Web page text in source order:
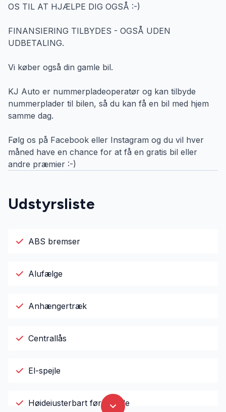
OS TIL AT HJÆLPE DIG OGSÅ :-)
FINANSIERING TILBYDES - OGSÅ UDEN
UDBETALING.
Vi køber også din gamle bil.
KJ Auto er nummerpladeoperatør og kan tilbyde
nummerplader til bilen, så du kan få en bil med hjem
samme dag.
Følg os på Facebook eller Instagram og du vil hver
måned have en chance for at få en gratis bil eller
andre præmier :-)
Udstyrsliste
ABS bremser
Alufælge
Anhængertræk
Centrallås
El-spejle
Højdejusterbart førersæde